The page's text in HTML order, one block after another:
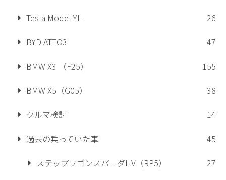
Tesla Model YL
26
BYD ATTO3
47
BMW X3 （F25）
155
BMW X5（G05）
38
クルマ検討
14
過去の乗っていた車
45
ステップワゴンスパーダHV（RP5）
27